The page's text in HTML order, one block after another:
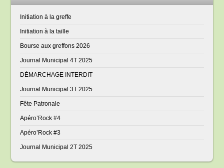
Initiation à la greffe
Initiation à la taille
Bourse aux greffons 2026
Journal Municipal 4T 2025
DÉMARCHAGE INTERDIT
Journal Municipal 3T 2025
Fête Patronale
Apéro’Rock #4
Apéro’Rock #3
Journal Municipal 2T 2025